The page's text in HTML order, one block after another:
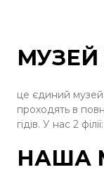
МУЗЕЙ
це єдиний музей
проходять в
гідів. У нас 2
НАША